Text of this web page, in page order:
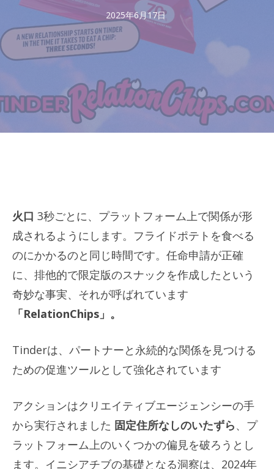
2025年6月17日
火口 3秒ごとに、プラットフォーム上で関係が形
成されるようにします。フライドポテトを食べる
のにかかるのと同じ時間です。任命申請が正確
に、排他的で限定版のスナックを作成したという
奇妙な事実、それが呼ばれています
「RelationChips」。
Tinderは、パートナーと永続的な関係を見つける
ための促進ツールとして強化されています
アクションはクリエイティブエージェンシーの手
から実行されました 固定住所なしのいたずら、プ
ラットフォーム上のいくつかの偏見を破ろうとし
ます。イニシアチブの基礎となる洞察は、2024年